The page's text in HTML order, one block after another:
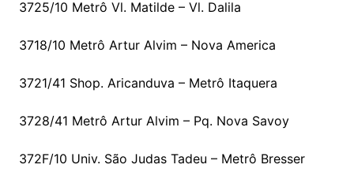
3725/10 Metrô Vl. Matilde – Vl. Dalila
3718/10 Metrô Artur Alvim – Nova America
3721/41 Shop. Aricanduva – Metrô Itaquera
3728/41 Metrô Artur Alvim – Pq. Nova Savoy
372F/10 Univ. São Judas Tadeu – Metrô Bresser